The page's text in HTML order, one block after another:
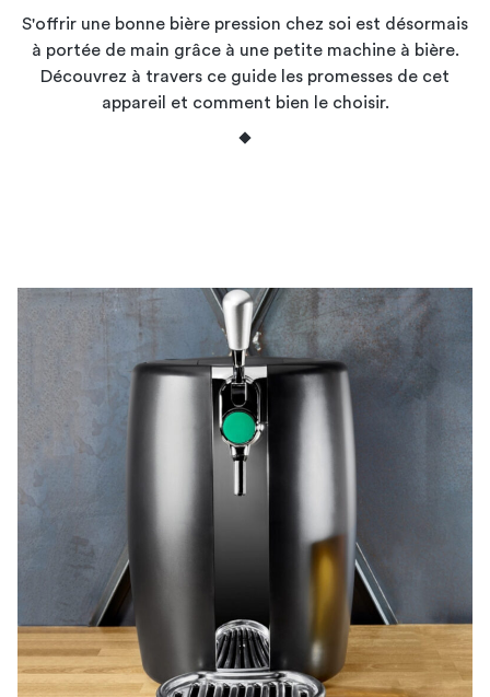
S'offrir une bonne bière pression chez soi est désormais
à portée de main grâce à une petite machine à bière.
Découvrez à travers ce guide les promesses de cet
appareil et comment bien le choisir.